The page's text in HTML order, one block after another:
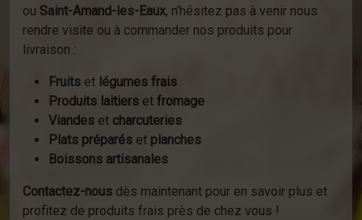
ou Saint-Amand-les-Eaux, n’hésitez pas à venir nous
rendre visite ou à commander nos produits pour
livraison :
Fruits et légumes frais
Produits laitiers et fromage
Viandes et charcuteries
Plats préparés et planches
Boissons artisanales
Contactez-nous dès maintenant pour en savoir plus et
profitez de produits frais près de chez vous !